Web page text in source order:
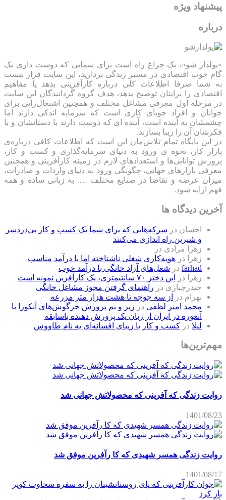
پیشنهاد ویژه
درباره
«پولدار شو»، یک چراغ راه است برای شمایی که دوست داری یک
گام خوب اقتصادی در مسیر زندگی بردارید، این سایت قرار نیست
به شما صرفا اطلاعات کلی درباره کارآفرینی بدهد یا مفاهیم
اقتصادی را برایتان توضیح بدهد، هدف گروه گردانندگان این سایت
در مرحله اول معرفی مشاغل مختلف و همچنین اشتغال‌زایی برای
جوانان و افراد جویای کاری است که سرمایه اندکی دارند اما
چشمشان به آینده است، آینده ای که دوست دارند با دستانشان و با
فکرشان آن را زیبا بسازند.
در این پایگاه تمام تلاش‌مان این است که ‌اطلاعات کافی درباره‌ی
بازار کار، نحوه ی ورود به دنیای سرمایه‌گذاری و کسب و کار،
پرورش توانایی‌ها و استعدادهای لازم در زمینه کارآفرینی و همچنین
معرفی بازارهای جهانی، چگونگی ورود به دنیای واردات و صادرات،
میزان عرضه و تقاضا در صنایع مختلف …. به زبانی ساده و همه
فهم ارایه شود.
آخرین دیدگاه ها
احسان در سرکه‌هایی که برای شما یک کسب و کار بی‌دردسر
و شیرین راه اندازی می‌کنند
زهرا مرادی در
زهرا
در هویه‌کاری شغلی ناشناخته اما با درآمد مناسب
farhad در شغل‌های آزاد خانگی با درآمد خوب
زهرا
در
این دختر ۷۰ سانتیمتری، یک کارآفرین نمونه است
حیدرجباری در راهنمای گرفتن مجوز مشاغل خانگی
بهرام در
از سه جوجه تا هشت هزار متر مزرعه
محمد امیر لطفی در زیر و بم پرورش خرگوش‌های آنکورا یا
آنغوره در ایران از زبان یک پرورش دهنده باسابقه
لیلا در کسب و کار با زیبای افسانه‌ای به نام طاووس
مهم‌ترین‌ها
روایت زندگی که آفرینی که محصولاتش جهانی شد
1401/08/23
روایت زندگی همسر شهیدی که کا رآفرین موفق شد
1401/08/17